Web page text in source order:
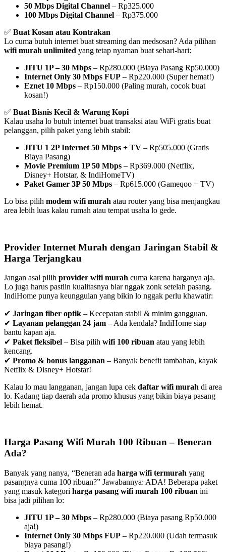
50 Mbps Digital Channel – Rp325.000
100 Mbps Digital Channel – Rp375.000
✅ Buat Kosan atau Kontrakan
Lo cuma butuh internet buat streaming dan medsosan? Ada pilihan
wifi murah unlimited yang tetap nyaman buat sehari-hari:
JITU 1P – 30 Mbps – Rp280.000 (Biaya Pasang Rp50.000)
Internet Only 30 Mbps FUP – Rp220.000 (Super hemat!)
Eznet 10 Mbps – Rp150.000 (Paling murah, cocok buat
kosan!)
✅ Buat Bisnis Kecil & Warung Kopi
Kalau usaha lo butuh internet buat transaksi atau WiFi gratis buat
pelanggan, pilih paket yang lebih stabil:
JITU 1 2P Internet 50 Mbps + TV – Rp505.000 (Gratis
Biaya Pasang)
Movie Premium 1P 50 Mbps – Rp369.000 (Netflix,
Disney+ Hotstar, & IndiHomeTV)
Paket Gamer 3P 50 Mbps – Rp615.000 (Gameqoo + TV)
Lo bisa pilih modem wifi murah atau router yang bisa menjangkau
area lebih luas kalau rumah atau tempat usaha lo gede.
Provider Internet Murah dengan Jaringan Stabil &
Harga Terjangkau
Jangan asal pilih provider wifi murah cuma karena harganya aja.
Lo juga harus pastiin kualitasnya biar nggak zonk setelah pasang.
IndiHome punya keunggulan yang bikin lo nggak perlu khawatir:
✔ Jaringan fiber optik – Kecepatan stabil & minim gangguan.
✔ Layanan pelanggan 24 jam – Ada kendala? IndiHome siap
bantu kapan aja.
✔ Paket fleksibel – Bisa pilih wifi 100 ribuan atau yang lebih
kencang.
✔ Promo & bonus langganan – Banyak benefit tambahan, kayak
Netflix & Disney+ Hotstar!
Kalau lo mau langganan, jangan lupa cek daftar wifi murah di area
lo. Kadang tiap daerah ada promo khusus yang bikin biaya pasang
lebih hemat.
Harga Pasang Wifi Murah 100 Ribuan – Beneran
Ada?
Banyak yang nanya, “Beneran ada harga wifi termurah yang
pasangnya cuma 100 ribuan?” Jawabannya: ADA! Beberapa paket
yang masuk kategori harga pasang wifi murah 100 ribuan ini
bisa jadi pilihan lo:
JITU 1P – 30 Mbps – Rp280.000 (Biaya pasang Rp50.000
aja!)
Internet Only 30 Mbps FUP – Rp220.000 (Udah termasuk
biaya pasang!)